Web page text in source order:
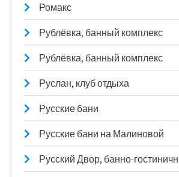
Ромакс
Рублёвка, банный комплекс
Рублёвка, банный комплекс
Руслан, клуб отдыха
Русские бани
Русские бани на Малиновой
Русский Двор, банно-